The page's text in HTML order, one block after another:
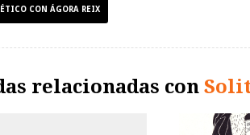
CON ÁGORA REIX
relacionadas con